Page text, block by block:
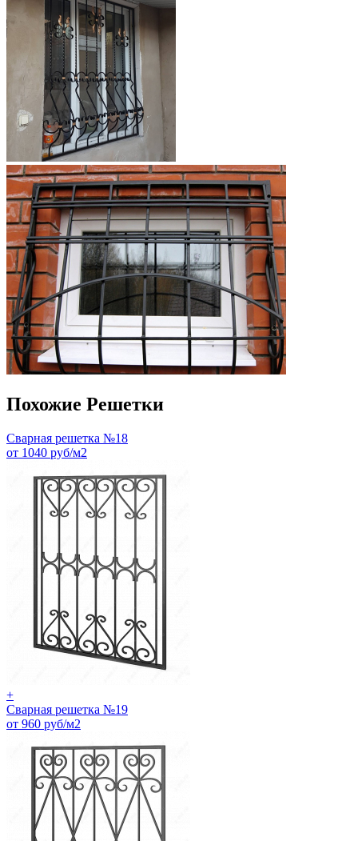
Похожие Решетки
Сварная решетка №18
от 1040 руб/м2
+
Сварная решетка №19
от 960 руб/м2